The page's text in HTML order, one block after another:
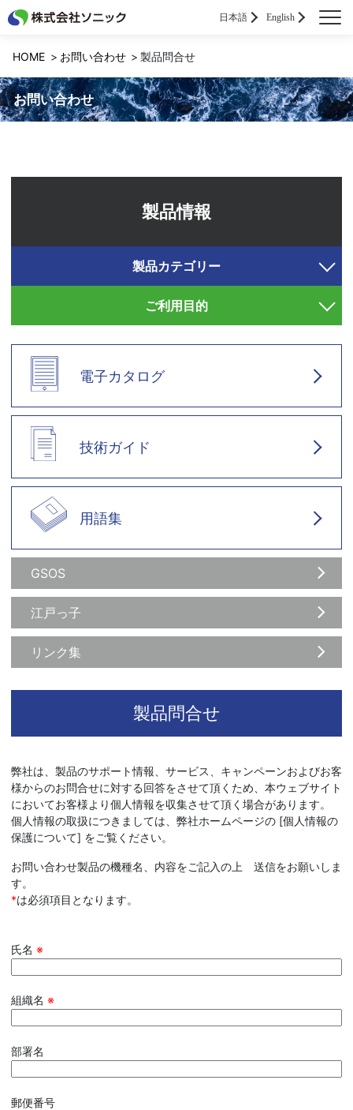
日本語 English
HOME お問い合わせ 製品問合せ
お問い合わせ
製品情報
製品カテゴリー
ご利用目的
電子カタログ
技術ガイド
用語集
GSOS
江戸っ子
リンク集
製品問合せ
弊社は、製品のサポート情報、サービス、キャンペーンおよびお客
様からのお問合せに対する回答をさせて頂くため、本ウェブサイト
においてお客様より個人情報を収集させて頂く場合があります。
個人情報の取扱につきましては、弊社ホームページの [個人情報の
保護について] をご覧ください。
お問い合わせ製品の機種名、内容をご記入の上 送信をお願いしま
す。
*は必須項目となります。
氏名 ※
組織名 ※
部署名
郵便番号